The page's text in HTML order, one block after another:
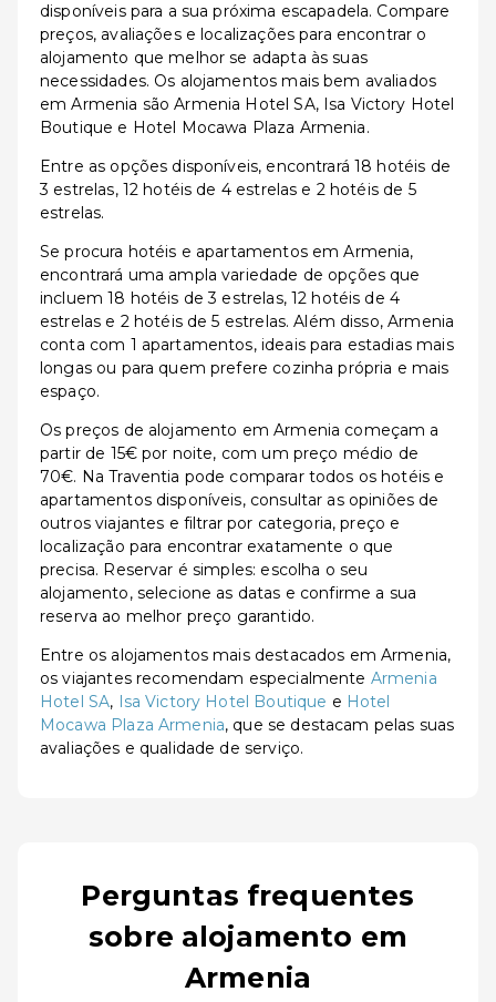
disponíveis para a sua próxima escapadela. Compare
preços, avaliações e localizações para encontrar o
alojamento que melhor se adapta às suas
necessidades. Os alojamentos mais bem avaliados
em Armenia são Armenia Hotel SA, Isa Victory Hotel
Boutique e Hotel Mocawa Plaza Armenia.
Entre as opções disponíveis, encontrará 18 hotéis de
3 estrelas, 12 hotéis de 4 estrelas e 2 hotéis de 5
estrelas.
Se procura hotéis e apartamentos em Armenia,
encontrará uma ampla variedade de opções que
incluem 18 hotéis de 3 estrelas, 12 hotéis de 4
estrelas e 2 hotéis de 5 estrelas. Além disso, Armenia
conta com 1 apartamentos, ideais para estadias mais
longas ou para quem prefere cozinha própria e mais
espaço.
Os preços de alojamento em Armenia começam a
partir de 15€ por noite, com um preço médio de
70€. Na Traventia pode comparar todos os hotéis e
apartamentos disponíveis, consultar as opiniões de
outros viajantes e filtrar por categoria, preço e
localização para encontrar exatamente o que
precisa. Reservar é simples: escolha o seu
alojamento, selecione as datas e confirme a sua
reserva ao melhor preço garantido.
Entre os alojamentos mais destacados em Armenia,
os viajantes recomendam especialmente Armenia
Hotel SA, Isa Victory Hotel Boutique e Hotel
Mocawa Plaza Armenia, que se destacam pelas suas
avaliações e qualidade de serviço.
Perguntas frequentes
sobre alojamento em
Armenia